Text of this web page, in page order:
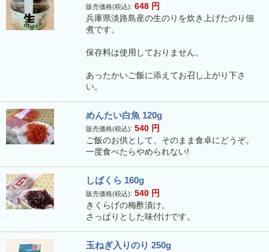
販売価格(税込): 648 円
兵庫県淡路島産の生のりを炊き上げたのり佃
煮です。
保存料は使用しておりません。
あったかいご飯に添えてお召し上がり下さ
い。
めんたい白魚 120g
販売価格(税込): 540 円
ご飯のお供として、そのまま食卓にどうぞ。
一度食べたらやめられない!
しばくら 160g
販売価格(税込): 540 円
きくらげの梅酢漬け。
さっぱりとした味付けです。
玉ねぎ入りのり 250g